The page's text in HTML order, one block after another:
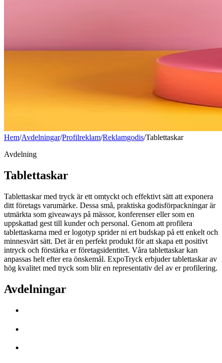
Hem/Avdelningar/Profilreklam/Reklamgodis/Tablettaskar
Avdelning
Tablettaskar
Tablettaskar med tryck är ett omtyckt och effektivt sätt att exponera
ditt företags varumärke. Dessa små, praktiska godisförpackningar är
utmärkta som giveaways på mässor, konferenser eller som en
uppskattad gest till kunder och personal. Genom att profilera
tablettaskarna med er logotyp sprider ni ert budskap på ett enkelt och
minnesvärt sätt. Det är en perfekt produkt för att skapa ett positivt
intryck och förstärka er företagsidentitet. Våra tablettaskar kan
anpassas helt efter era önskemål. ExpoTryck erbjuder tablettaskar av
hög kvalitet med tryck som blir en representativ del av er profilering.
Avdelningar